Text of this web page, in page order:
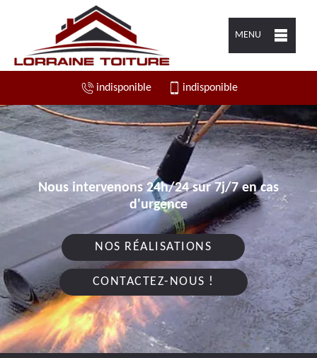
MENU
indisponible indisponible
Nous intervenons 24h/24 sur 7j/7 en cas
d'urgence
NOS RÉALISATIONS
CONTACTEZ-NOUS !